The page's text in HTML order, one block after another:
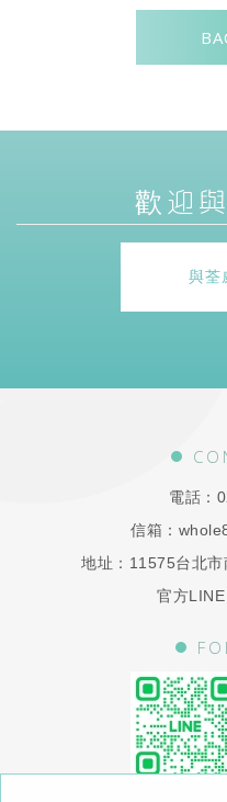
歡迎
與荃
電話：
信箱：
地址： 11575台北
官方